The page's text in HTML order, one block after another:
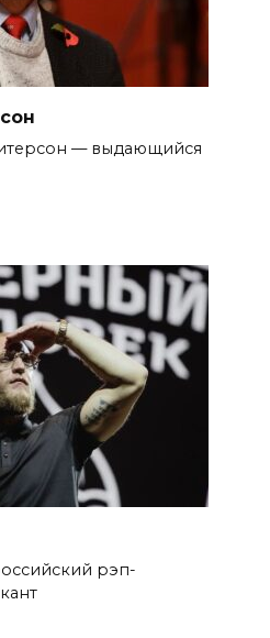
— выдающийся
рэп-